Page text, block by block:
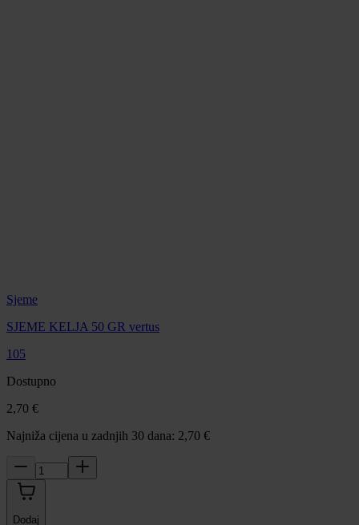
Sjeme
SJEME KELJA 50 GR vertus
105
Dostupno
2,70 €
Najniža cijena u zadnjih 30 dana: 2,70 €
Dodaj